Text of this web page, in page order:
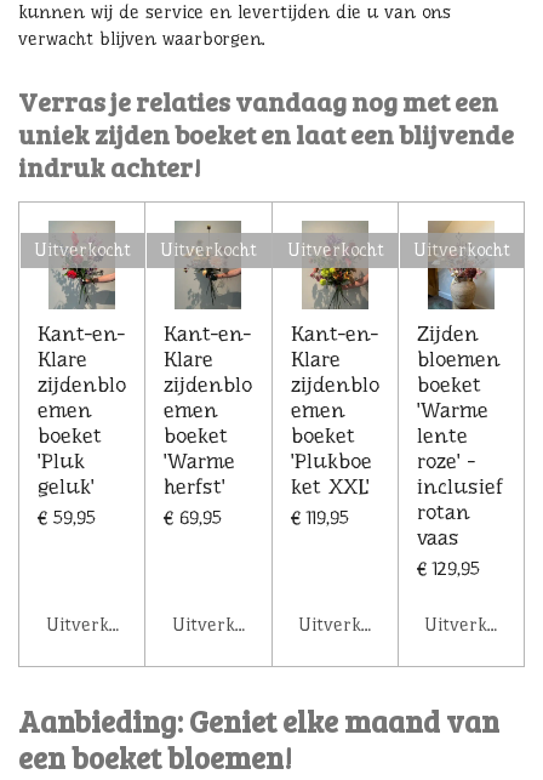
kunnen wij de service en levertijden die u van ons
verwacht blijven waarborgen.
Verras je relaties vandaag nog met een
uniek zijden boeket en laat een blijvende
indruk achter!
Uitverkocht
Kant-en-
Klare
zijdenblo
emen
boeket
'Pluk
geluk'
€ 59,95
Uitverkocht
Uitverkocht
Kant-en-
Klare
zijdenblo
emen
boeket
'Warme
herfst'
€ 69,95
Uitverkocht
Uitverkocht
Kant-en-
Klare
zijdenblo
emen
boeket
'Plukboe
ket XXL'
€ 119,95
Uitverkocht
Uitverkocht
Zijden
bloemen
boeket
'Warme
lente
roze' -
inclusief
rotan
vaas
€ 129,95
Uitverkocht
Aanbieding: Geniet elke maand van
een boeket bloemen!